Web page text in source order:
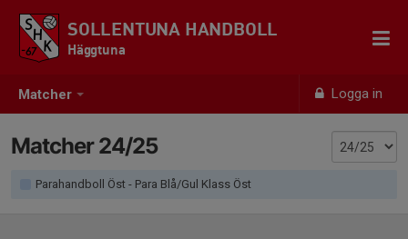
Matcher Logga in
SOLLENTUNA HANDBOLL
Häggtuna
Matcher 24/25
Parahandboll Öst - Para Blå/Gul Klass Öst